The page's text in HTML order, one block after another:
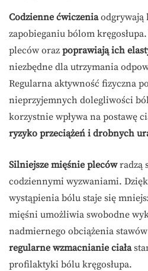
Codzienne ćwiczeniaodgrywają
zapobieganiu bólom
pleców oraz poprawiają ich
niezbędne dla utrzymania
Regularna aktywność fizyczna
nieprzyjemnych dolegliwości
korzystnie wpływa na postawę
ryzyko przeciążeń i drobnych
Silniejsze mięśnie plecówradzą
codziennymi wyzwaniami.
wystąpienia bólu staje się
mięśni umożliwia swobodne
nadmiernego obciążenia
regularne wzmacnianie ciała
profilaktyki bólu kręgosłupa.